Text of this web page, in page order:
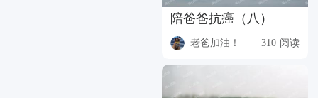
陪爸爸抗癌（八）
老爸加油！ 310 阅读